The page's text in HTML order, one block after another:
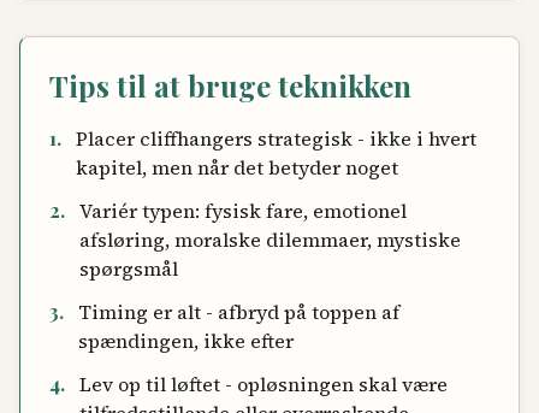
Tips til at bruge teknikken
1. Placer cliffhangers strategisk - ikke i hvert
kapitel, men når det betyder noget
2. Variér typen: fysisk fare, emotionel
afsløring, moralske dilemmaer, mystiske
spørgsmål
3.
Timing er alt - afbryd på toppen af
spændingen, ikke efter
4. Lev op til løftet - opløsningen skal være